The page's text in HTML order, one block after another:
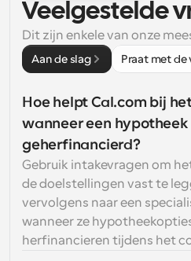
Veelgestelde
Dit zijn enkele van onze
Aan de slag Praat met de
Hoe helpt Cal.com bij
wanneer een
geherfinancierd?
Gebruik intakevragen om
de doelstellingen vast te
vervolgens naar een
wanneer ze
herfinancieren tijdens het